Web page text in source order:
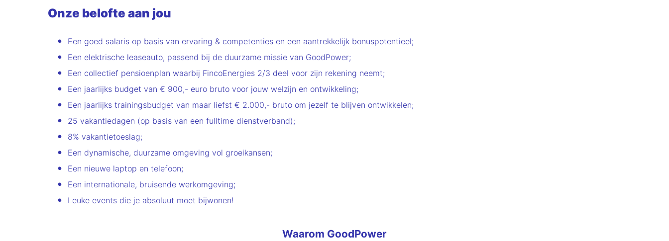
Onze belofte aan jou
Een goed salaris op basis van ervaring & competenties en een aantrekkelijk bonuspotentieel;
Een elektrische leaseauto, passend bij de duurzame missie van GoodPower;
Een collectief pensioenplan waarbij FincoEnergies 2/3 deel voor zijn rekening neemt;
Een jaarlijks budget van € 900,- euro bruto voor jouw welzijn en ontwikkeling;
Een jaarlijks trainingsbudget van maar liefst € 2.000,- bruto om jezelf te blijven ontwikkelen;
25 vakantiedagen (op basis van een fulltime dienstverband);
8% vakantietoeslag;
Een dynamische, duurzame omgeving vol groeikansen;
Een nieuwe laptop en telefoon;
Een internationale, bruisende werkomgeving;
Leuke events die je absoluut moet bijwonen!
Waarom GoodPower